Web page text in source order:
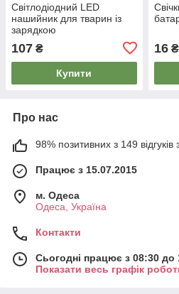
Світлодіодний LED
нашийник для тварин із
зарядкою
107 ₴
Купити
16₴
Про нас
98% позитивних з 149 відгуків
Працює з 15.07.2015
м. Одеса
Одеса, Україна
Контакти
Сьогодні працює з 08:30 до
Показати весь графік